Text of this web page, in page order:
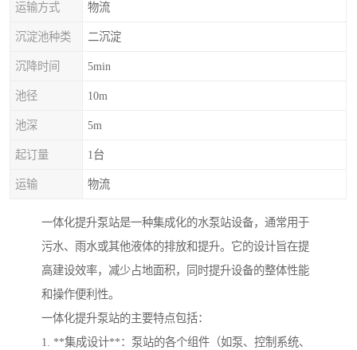
运输方式 物流
沉淀池种类 二沉淀
沉降时间 5min
池径 10m
池深 5m
起订量 1台
运输 物流
一体化提升泵站是一种集成化的水泵站设备，通常用于
污水、雨水或其他液体的排放和提升。它的设计旨在提
高建设效率，减少占地面积，同时提升设备的整体性能
和操作便利性。
一体化提升泵站的主要特点包括：
1. **集成设计**：泵站的各个组件（如泵、控制系统、